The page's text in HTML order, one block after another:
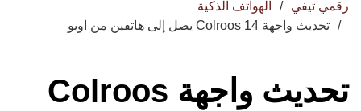
رقمي تيفي
الهواتف الذكية
تحديث واجهة Colroos 14 يصل إلى هاتفين من اوبو
تحديث واجهة Colroos